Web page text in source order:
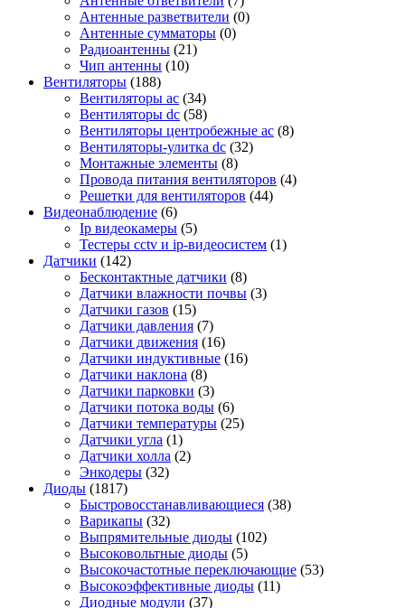
Антенные разветвители (0)
Антенные сумматоры (0)
Радиоантенны (21)
Чип антенны (10)
Вентиляторы (188)
Вентиляторы ac (34)
Вентиляторы dc (58)
Вентиляторы центробежные ac (8)
Вентиляторы-улитка dc (32)
Монтажные элементы (8)
Провода питания вентиляторов (4)
Решетки для вентиляторов (44)
Видеонаблюдение (6)
Ip видеокамеры (5)
Тестеры cctv и ip-видеосистем (1)
Датчики (142)
Бесконтактные датчики (8)
Датчики влажности почвы (3)
Датчики газов (15)
Датчики давления (7)
Датчики движения (16)
Датчики индуктивные (16)
Датчики наклона (8)
Датчики парковки (3)
Датчики потока воды (6)
Датчики температуры (25)
Датчики угла (1)
Датчики холла (2)
Энкодеры (32)
Диоды (1817)
Быстровосстанавливающиеся (38)
Варикапы (32)
Выпрямительные диоды (102)
Высоковольтные диоды (5)
Высокочастотные переключающие (53)
Высокоэффективные диоды (11)
Диодные модули (37)